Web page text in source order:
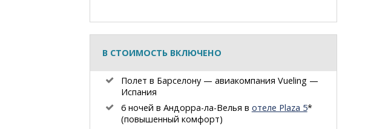
В СТОИМОСТЬ ВКЛЮЧЕНО
Полет в Барселону — авиакомпания Vueling —
Испания
6 ночей в Андорра-ла-Велья в отеле Plaza 5*
(повышенный комфорт)